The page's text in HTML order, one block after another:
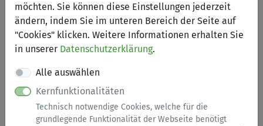
möchten. Sie können diese Einstellungen jederzeit
ändern, indem Sie im unteren Bereich der Seite auf
"Cookies" klicken. Weitere Informationen erhalten Sie
in unserer Datenschutzerklärung.
Alle auswählen
Kernfunktionalitäten
Technisch notwendige Cookies, welche für die
grundlegende Funktionalität der Webseite benötigt
Services A bis Z